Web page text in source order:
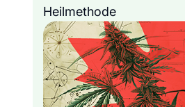
Heilmethode